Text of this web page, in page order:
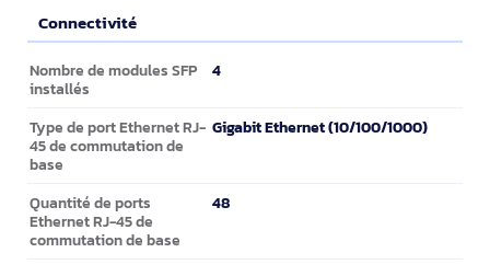
Connectivité
Connectivité
Nombre de modules SFP
installés
4
Type de port Ethernet RJ-
45 de commutation de
base
Gigabit Ethernet (10/100/1000)
Quantité de ports
Ethernet RJ-45 de
commutation de base
48